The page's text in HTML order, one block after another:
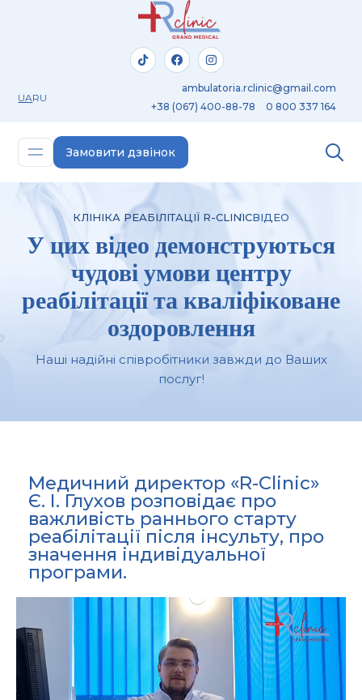
UARU
ambulatoria.rclinic@gmail.com
+38 (067) 400-88-78
0 800 337 164
Замовити дзвінок
КЛІНІКА РЕАБІЛІТАЦІЇ R-CLINICВІДЕО
У цих відео демонструються
чудові умови центру
реабілітації та кваліфіковане
оздоровлення
Наші надійні співробітники завжди до Ваших
послуг!
Медичний директор «R-Clinic»
Є. І. Глухов розповідає про
важливість раннього старту
реабілітації після інсульту, про
значення індивідуальної
програми.